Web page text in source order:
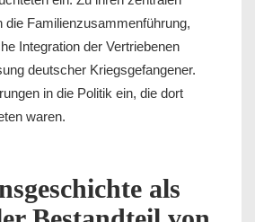
die Familienzusammenführung,
Integration der Vertriebenen
deutscher Kriegsgefangener.
in die Politik ein, die dort
waren.
als